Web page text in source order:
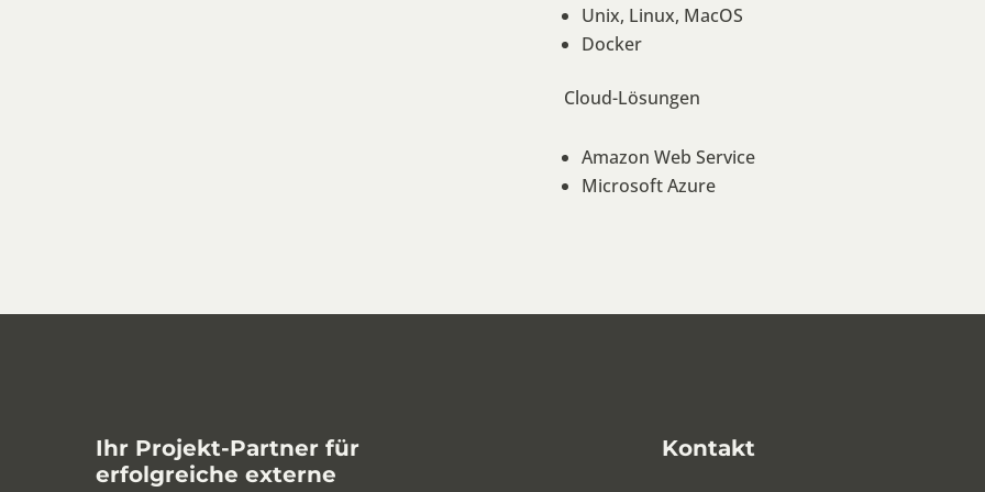
Unix, Linux, MacOS
Docker
Cloud-Lösungen
Amazon Web Service
Microsoft Azure
Ihr Projekt-Partner für
erfolgreiche externe
Kontakt